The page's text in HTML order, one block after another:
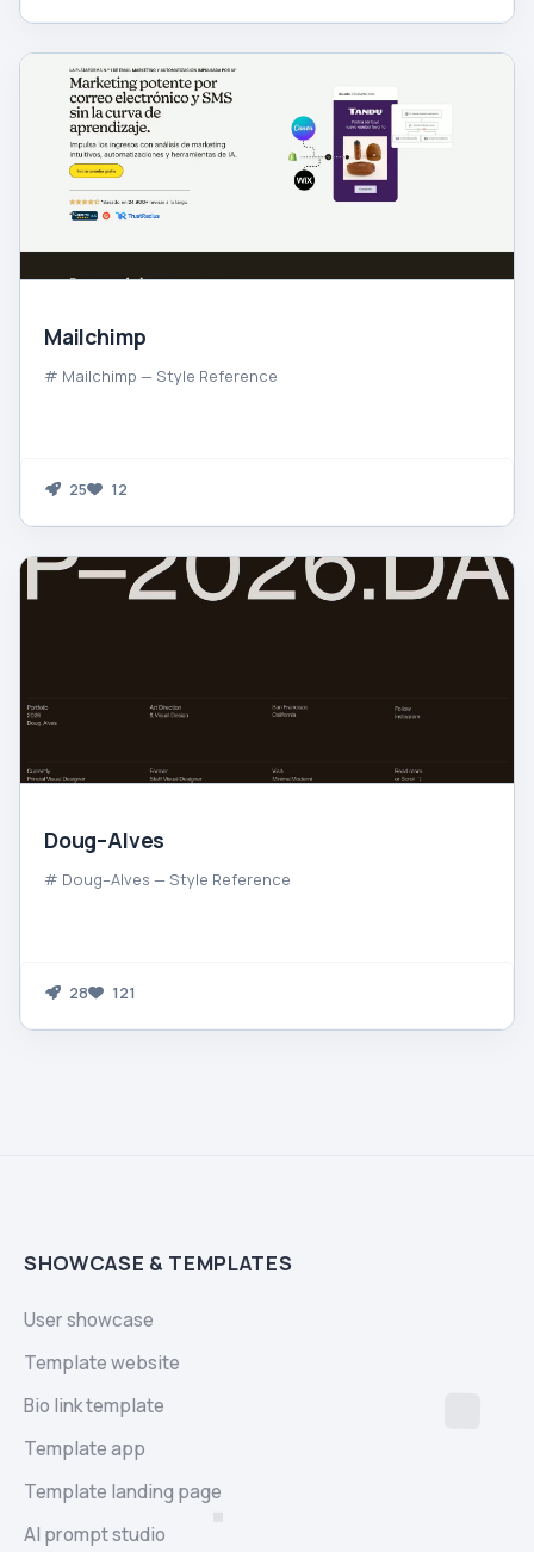
Mailchimp
# Mailchimp — Style Reference
25 12
Doug–Alves
# Doug–Alves — Style Reference
28 121
SHOWCASE & TEMPLATES
User showcase
Template website
Bio link template
Template app
Template landing page
AI prompt studio